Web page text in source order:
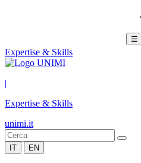
☰
Expertise & Skills
|
Expertise & Skills
unimi.it
IT EN